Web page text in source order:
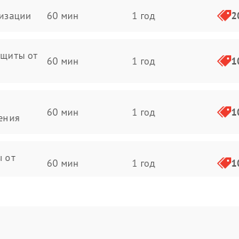
60 мин 1 год
от
60 мин 1 год
60 мин 1 год
от
60 мин 1 год